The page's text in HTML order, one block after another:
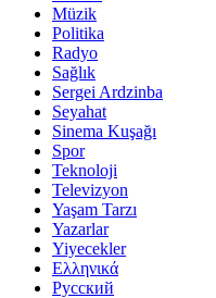
Müzik
Politika
Radyo
Sağlık
Sergei Ardzinba
Seyahat
Sinema Kuşağı
Spor
Teknoloji
Televizyon
Yaşam Tarzı
Yazarlar
Yiyecekler
Ελληνικά
Русский